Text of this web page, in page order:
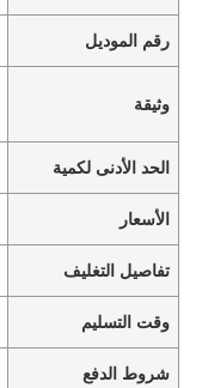
رقم الموديل
وثيقة
الحد الأدنى لكمية
الأسعار
تفاصيل التغليف
وقت التسليم
شروط الدفع